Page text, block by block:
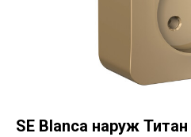
SE Blanca наруж